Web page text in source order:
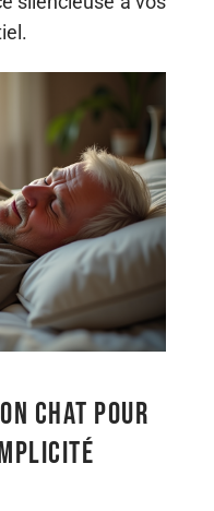
chat pour